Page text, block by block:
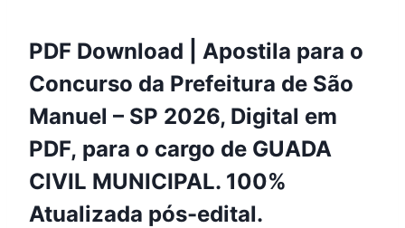
PDF Download | Apostila para o
Concurso da Prefeitura de São
Manuel – SP 2026, Digital em
PDF, para o cargo de GUADA
CIVIL MUNICIPAL. 100%
Atualizada pós-edital.